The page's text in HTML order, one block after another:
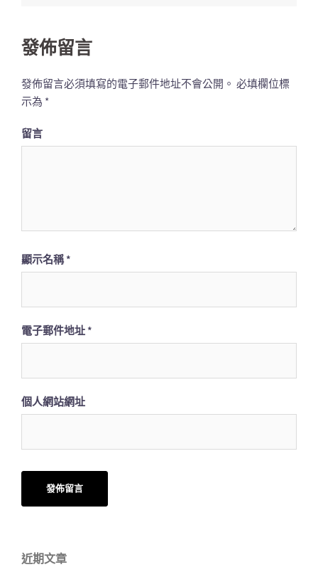
列
發佈留言
發佈留言必須填寫的電子郵件地址不會公開。 必填欄位標
示為 *
留言
顯示名稱*
電子郵件地址 *
個人網站網址
近期文章